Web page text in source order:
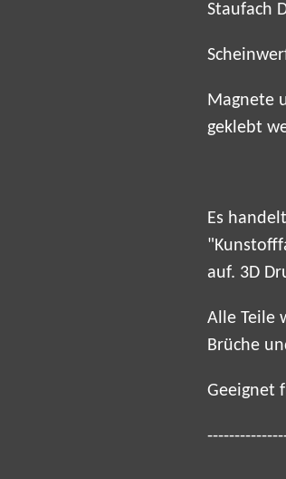
Staufach
Magnete
geklebt
Es
auf. 3D
Alle Teile
Brüche
Geeignet